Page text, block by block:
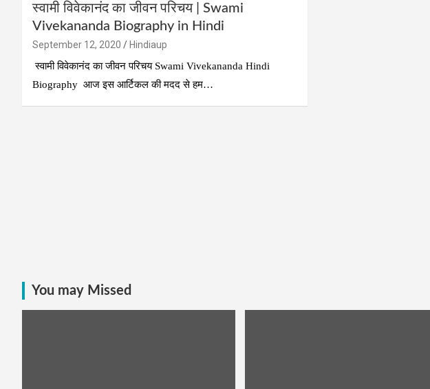
स्वामी विवेकानंद का जीवन परिचय | Swami
Vivekananda Biography in Hindi
September 12, 2020
Hindiaup
स्वामी विवेकानंद का जीवन परिचय Swami Vivekananda Hindi
Biography आज इस आर्टिकल की मदद से हम…
You may Missed